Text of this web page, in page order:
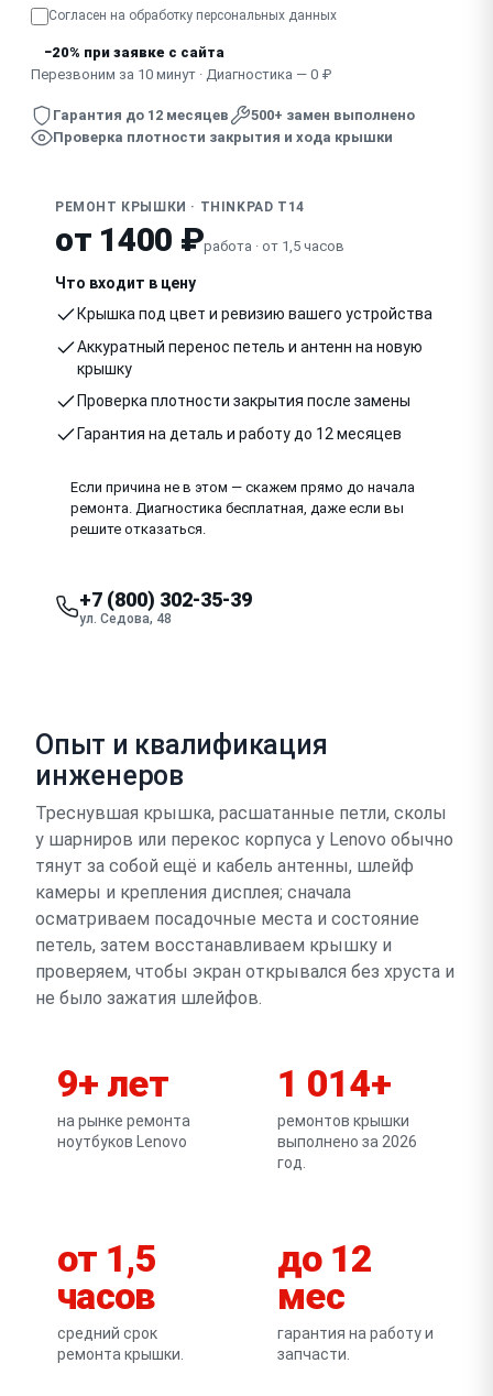
Согласен на обработку персональных данных
−20% при заявке с сайта
Перезвоним за 10 минут · Диагностика — 0 ₽
Гарантия до 12 месяцев
500+ замен выполнено
Проверка плотности закрытия и хода крышки
РЕМОНТ КРЫШКИ · THINKPAD T14
от 1400 ₽работа · от 1,5 часов
Что входит в цену
Крышка под цвет и ревизию вашего устройства
Аккуратный перенос петель и антенн на новую
крышку
Проверка плотности закрытия после замены
Гарантия на деталь и работу до 12 месяцев
Если причина не в этом — скажем прямо до начала
ремонта. Диагностика бесплатная, даже если вы
решите отказаться.
+7 (800) 302-35-39
ул. Седова, 48
Опыт и квалификация
инженеров
Треснувшая крышка, расшатанные петли, сколы
у шарниров или перекос корпуса у Lenovo обычно
тянут за собой ещё и кабель антенны, шлейф
камеры и крепления дисплея; сначала
осматриваем посадочные места и состояние
петель, затем восстанавливаем крышку и
проверяем, чтобы экран открывался без хруста и
не было зажатия шлейфов.
9+ лет
на рынке ремонта
ноутбуков Lenovo
1 014+
ремонтов крышки
выполнено за 2026
год.
от 1,5
часов
средний срок
ремонта крышки.
до 12
мес
гарантия на работу и
запчасти.